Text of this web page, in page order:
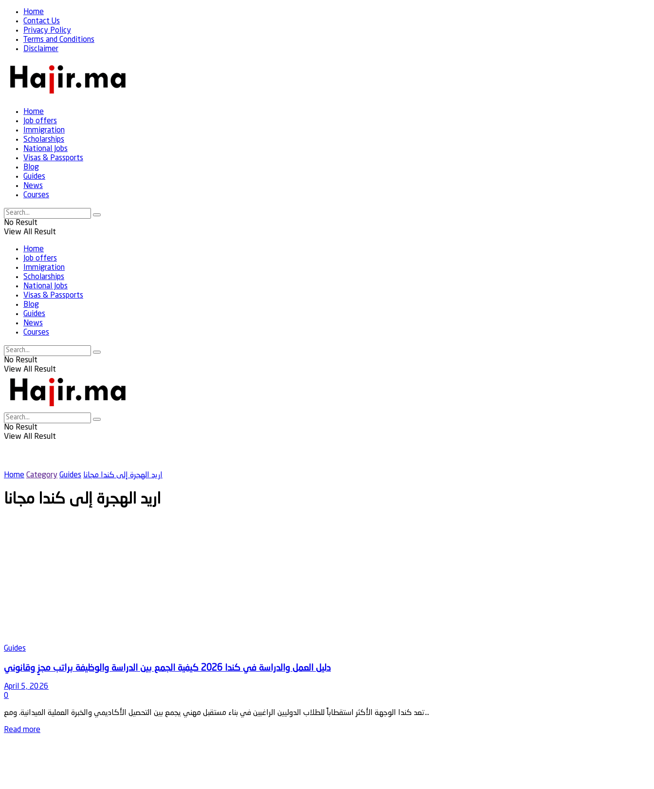
Home
Contact Us
Privacy Policy
Terms and Conditions
Disclaimer
Home
Job offers
Immigration
Scholarships
National Jobs
Visas & Passports
Blog
Guides
News
Courses
No Result
View All Result
Home
Job offers
Immigration
Scholarships
National Jobs
Visas & Passports
Blog
Guides
News
Courses
No Result
View All Result
No Result
View All Result
Home Category Guides اريد الهجرة إلى كندا مجانا
اريد الهجرة إلى كندا مجانا
Guides
April 5, 2026
0
تعد كندا الوجهة الأكثر استقطاباً للطلاب الدوليين الراغبين في بناء مستقبل مهني يجمع بين التحصيل الأكاديمي والخبرة العملية الميدانية. ومع...
Read moreDetails